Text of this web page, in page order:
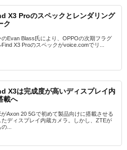
X3 Proのスペックとレンダリング
ク
Evan Blass氏により、OPPOの次期フラグ
X3 Proのスペックがvoice.comでリ...
X3は完成度が高いディスプレイ内
載へ
Axon 20 5Gで初めて製品向けに搭載させる
たディスプレイ内蔵カメラ。しかし、ZTEが
...